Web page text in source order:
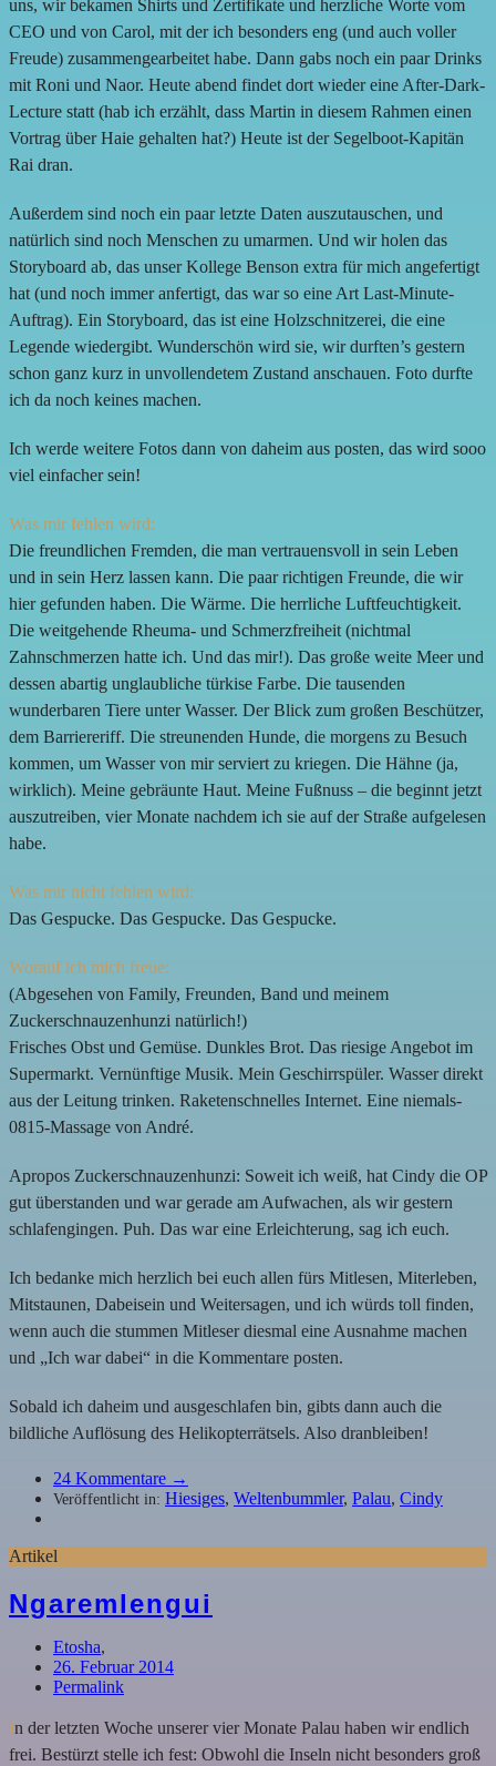
uns, wir bekamen Shirts und Zertifikate und herzliche Worte vom
CEO und von Carol, mit der ich besonders eng (und auch voller
Freude) zusammengearbeitet habe. Dann gabs noch ein paar Drinks
mit Roni und Naor. Heute abend findet dort wieder eine After-Dark-
Lecture statt (hab ich erzählt, dass Martin in diesem Rahmen einen
Vortrag über Haie gehalten hat?) Heute ist der Segelboot-Kapitän
Rai dran.
Außerdem sind noch ein paar letzte Daten auszutauschen, und
natürlich sind noch Menschen zu umarmen. Und wir holen das
Storyboard ab, das unser Kollege Benson extra für mich angefertigt
hat (und noch immer anfertigt, das war so eine Art Last-Minute-
Auftrag). Ein Storyboard, das ist eine Holzschnitzerei, die eine
Legende wiedergibt. Wunderschön wird sie, wir durften’s gestern
schon ganz kurz in unvollendetem Zustand anschauen. Foto durfte
ich da noch keines machen.
Ich werde weitere Fotos dann von daheim aus posten, das wird sooo
viel einfacher sein!
Was mir fehlen wird:
Die freundlichen Fremden, die man vertrauensvoll in sein Leben
und in sein Herz lassen kann. Die paar richtigen Freunde, die wir
hier gefunden haben. Die Wärme. Die herrliche Luftfeuchtigkeit.
Die weitgehende Rheuma- und Schmerzfreiheit (nichtmal
Zahnschmerzen hatte ich. Und das mir!). Das große weite Meer und
dessen abartig unglaubliche türkise Farbe. Die tausenden
wunderbaren Tiere unter Wasser. Der Blick zum großen Beschützer,
dem Barriereriff. Die streunenden Hunde, die morgens zu Besuch
kommen, um Wasser von mir serviert zu kriegen. Die Hähne (ja,
wirklich). Meine gebräunte Haut. Meine Fußnuss – die beginnt jetzt
auszutreiben, vier Monate nachdem ich sie auf der Straße aufgelesen
habe.
Was mir nicht fehlen wird:
Das Gespucke. Das Gespucke. Das Gespucke.
Worauf ich mich freue:
(Abgesehen von Family, Freunden, Band und meinem
Zuckerschnauzenhunzi natürlich!)
Frisches Obst und Gemüse. Dunkles Brot. Das riesige Angebot im
Supermarkt. Vernünftige Musik. Mein Geschirrspüler. Wasser direkt
aus der Leitung trinken. Raketenschnelles Internet. Eine niemals-
0815-Massage von André.
Apropos Zuckerschnauzenhunzi: Soweit ich weiß, hat Cindy die OP
gut überstanden und war gerade am Aufwachen, als wir gestern
schlafengingen. Puh. Das war eine Erleichterung, sag ich euch.
Ich bedanke mich herzlich bei euch allen fürs Mitlesen, Miterleben,
Mitstaunen, Dabeisein und Weitersagen, und ich würds toll finden,
wenn auch die stummen Mitleser diesmal eine Ausnahme machen
und „Ich war dabei“ in die Kommentare posten.
Sobald ich daheim und ausgeschlafen bin, gibts dann auch die
bildliche Auflösung des Helikopterrätsels. Also dranbleiben!
24 Kommentare →
Veröffentlicht in: Hiesiges, Weltenbummler, Palau, Cindy
Artikel
Ngaremlengui
Etosha,
26. Februar 2014
Permalink
In der letzten Woche unserer vier Monate Palau haben wir endlich
frei. Bestürzt stelle ich fest: Obwohl die Inseln nicht besonders groß